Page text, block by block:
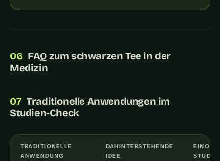
FAQ zum schwarzen Tee in der
Medizin
Traditionelle Anwendungen im
Studien-Check
TRADITIONELLE
ANWENDUNG
DAHINTERSTEHENDE
IDEE